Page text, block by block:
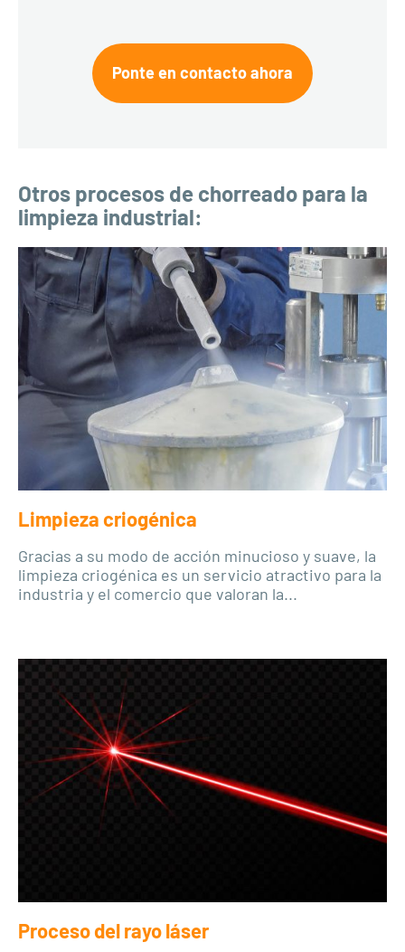
Ponte en contacto ahora
Otros procesos de chorreado para la
limpieza industrial:
Limpieza criogénica
Gracias a su modo de acción minucioso y suave, la
limpieza criogénica es un servicio atractivo para la
industria y el comercio que valoran la...
Proceso del rayo láser